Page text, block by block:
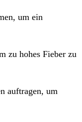
um ein
zu hohes Fieber zu
auftragen, um